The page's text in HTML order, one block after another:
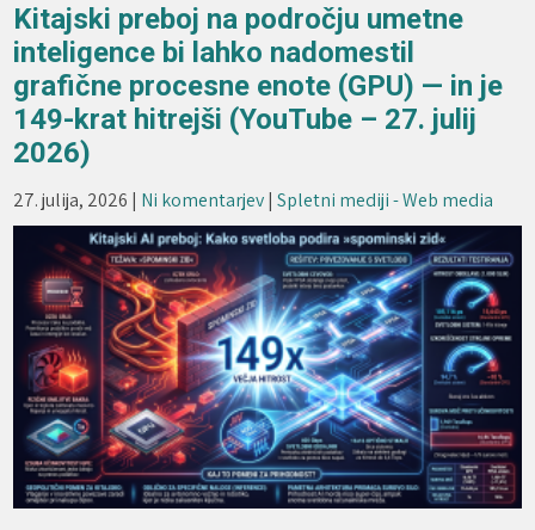
Kitajski preboj na področju umetne
inteligence bi lahko nadomestil
grafične procesne enote (GPU) — in je
149-krat hitrejši (YouTube – 27. julij
2026)
27. julija, 2026 | Ni komentarjev|Spletni mediji - Web media